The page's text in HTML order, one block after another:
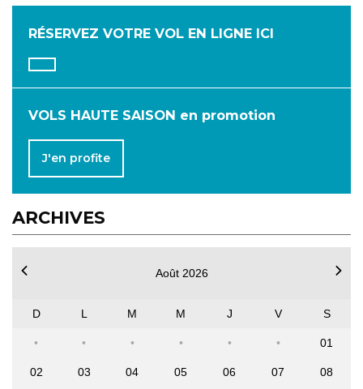
RÉSERVEZ VOTRE VOL EN LIGNE ICI
VOLS HAUTE SAISON en promotion
J'en profite
ARCHIVES
AVRIL MAI JUIN
JUILLET AOÛT SEPTEMBRE
OCTOBRE
Août 2026
D L M M J V S
01
02 03 04 05 06 07 08